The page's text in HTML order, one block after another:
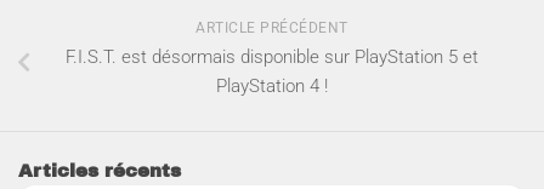
ARTICLE PRÉCÉDENT
F.I.S.T. est désormais disponible sur PlayStation 5 et
PlayStation 4 !
Articles récents